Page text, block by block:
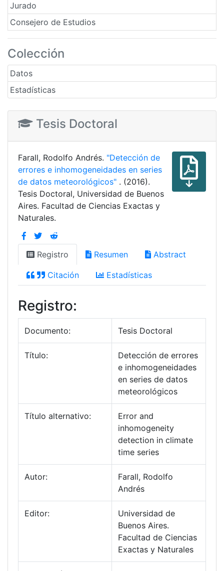
Jurado
Consejero de Estudios
Colección
Datos
Estadísticas
Tesis Doctoral
Farall, Rodolfo Andrés. "Detección de
errores e inhomogeneidades en series
de datos meteorológicos" . (2016).
Tesis Doctoral, Universidad de Buenos
Aires. Facultad de Ciencias Exactas y
Naturales.
Registro Resumen Abstract
Citación Estadísticas
Registro:
Documento: Tesis Doctoral
Título:
Detección de errores
e inhomogeneidades
en series de datos
meteorológicos
Título alternativo:
Error and
inhomogeneity
detection in climate
time series
Autor:
Farall, Rodolfo
Andrés
Editor:
Universidad de
Buenos Aires.
Facultad de Ciencias
Exactas y Naturales